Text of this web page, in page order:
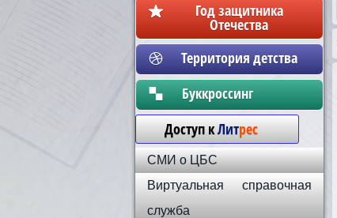
Год защитника
Отечества
Территория детства
Бyккpoccинг
Доступ кЛитрес
СМИ о ЦБС
Виртуальная справочная
служба